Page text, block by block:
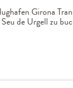
Girona
de Urgell zu